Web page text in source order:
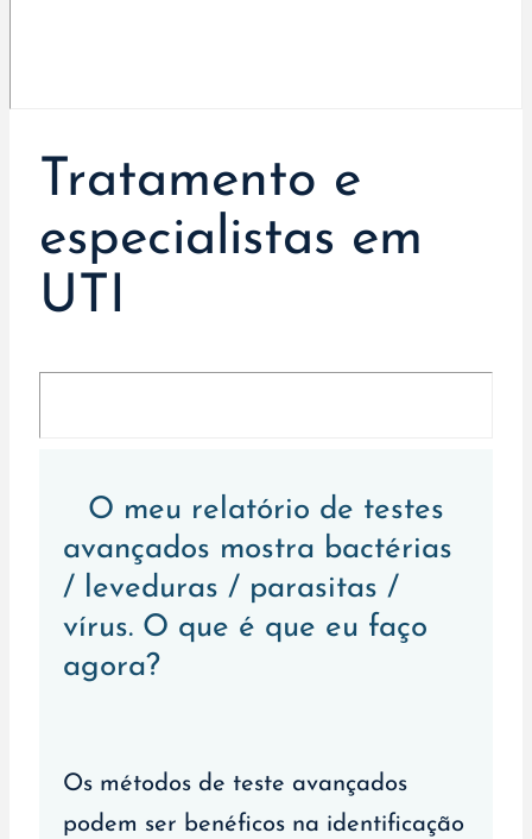
Tratamento e
especialistas em
UTI
O meu relatório de testes
avançados mostra bactérias
/ leveduras / parasitas /
vírus. O que é que eu faço
agora?
Os métodos de teste avançados
podem ser benéficos na identificação